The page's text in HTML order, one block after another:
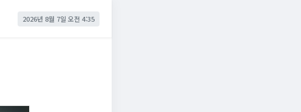
2026년 8월 7일 오전 4:35